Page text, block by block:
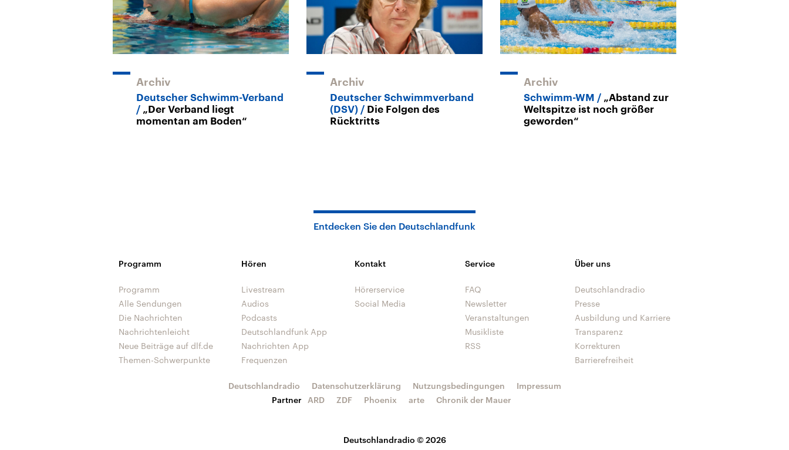
Archiv
Deutscher Schwimm-Verband
„Der Verband liegt
momentan am Boden“
Archiv
Deutscher Schwimmverband
(DSV)
Die Folgen des
Rücktritts
Archiv
Schwimm-WM
„Abstand zur
Weltspitze ist noch größer
geworden“
Entdecken Sie den Deutschlandfunk
Programm
Programm
Alle Sendungen
Die Nachrichten
Nachrichtenleicht
Neue Beiträge auf dlf.de
Themen-Schwerpunkte
Hören
Livestream
Audios
Podcasts
Deutschlandfunk App
Nachrichten App
Frequenzen
Kontakt
Hörerservice
Social Media
Service
FAQ
Newsletter
Veranstaltungen
Musikliste
RSS
Über uns
Deutschlandradio
Presse
Ausbildung und Karriere
Transparenz
Korrekturen
Barrierefreiheit
Deutschlandradio © 2026
Deutschlandradio Datenschutzerklärung Nutzungsbedingungen
Impressum
Partner
ARD ZDF Phoenix arte Chronik der Mauer